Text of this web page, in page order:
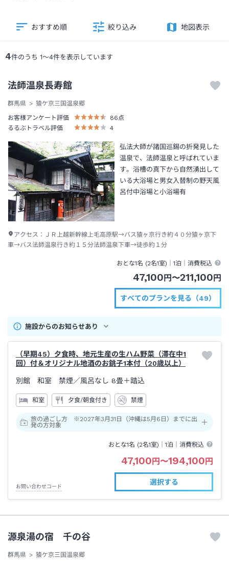
4件のうち 1～4件を表示しています
おすすめ順 絞り込み 地図表示
法師温泉長寿館
群馬県
猿ケ京三国温泉郷
お客様アンケート評価
86 点
るるぶトラベル評価
4
弘法大師が諸国巡錫の折発見した
温泉で、法師温泉と呼ばれていま
す。浴槽の真下から自然湧出して
いる大浴場と男女入替制の野天風
呂付中浴場と小浴場有
アクセス： ＪＲ上越新幹線上毛高原駅→バス猿ヶ京行き約４０分猿ヶ京下
車→バス法師温泉行き約１５分法師温泉下車→徒歩約１分
おとな1名 (2名1室)｜1泊 ｜消費税込
47,100 円 〜211,100 円
すべてのプランを見る（49）
施設からのお知らせあり
（早期45）夕食時、地元生産の生ハム野菜（滞在中1
回）付＆オリジナル地酒のお銚子1本付（20歳以上）
別館 和室 禁煙／風呂なし 8畳＋踏込
和室 夕食/朝食付き 禁煙
旅の過ごし方 ※2027年3月31日（沖縄は5月6日）までに出
発の方対象
おとな1名 (2名1室)｜1泊 ｜消費税込
47,100 円 〜194,100 円
お問い合わせコード
選択する
源泉湯の宿 千の谷
群馬県
猿ケ京三国温泉郷